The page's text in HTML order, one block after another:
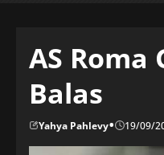
AS Roma
Balas
Yahya Pahlevy• 19/09/